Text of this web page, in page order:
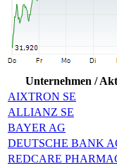
Unternehmen /
AIXTRON SE
ALLIANZ SE
BAYER AG
DEUTSCHE BANK
REDCARE